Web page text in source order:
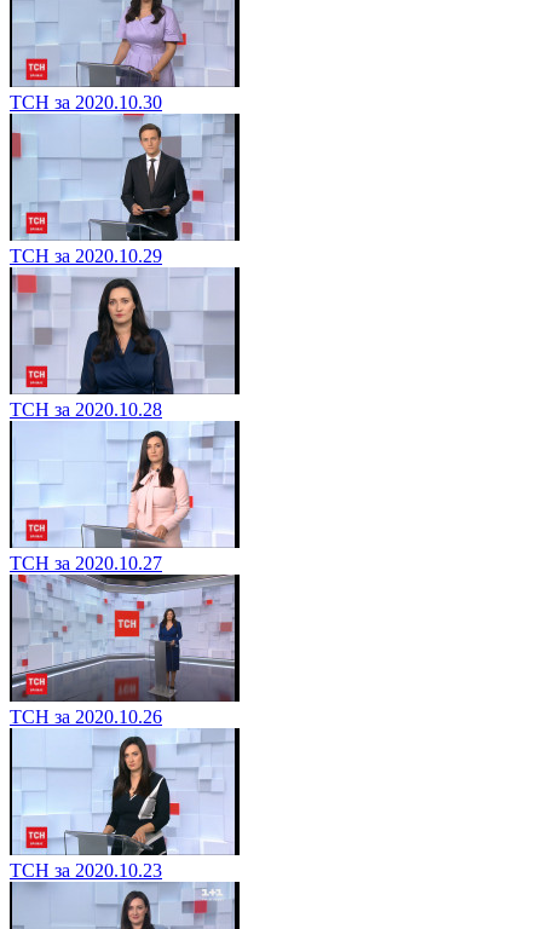
ТСН за 2020.10.30
ТСН за 2020.10.29
ТСН за 2020.10.28
ТСН за 2020.10.27
ТСН за 2020.10.26
ТСН за 2020.10.23